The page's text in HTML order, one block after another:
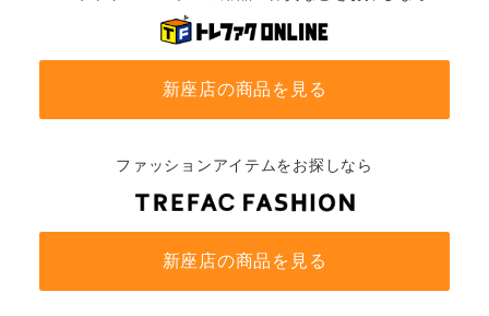
新座店の商品を見る
ファッションアイテムをお探しなら
新座店の商品を見る